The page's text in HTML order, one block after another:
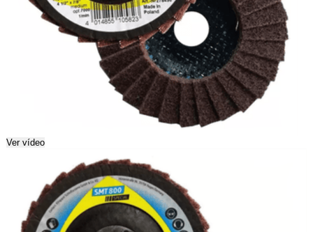
Ver vídeo